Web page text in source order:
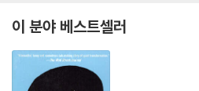
이 분야 베스트셀러